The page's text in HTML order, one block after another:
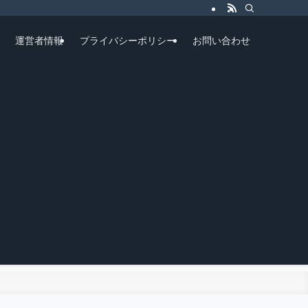
運営者情報 プライバシーポリシー お問い合わせ